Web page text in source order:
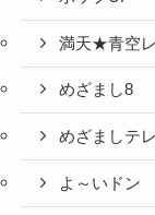
満天★青空
めざまし8
めざましテ
よ～いドン